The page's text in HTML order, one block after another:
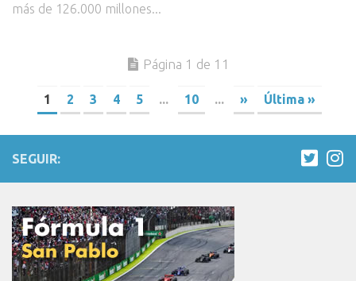
más de 126.000 millones...
Página 1 de 11
1 2 3 4 5 ... 10 ... » Última »
SEGUIR: